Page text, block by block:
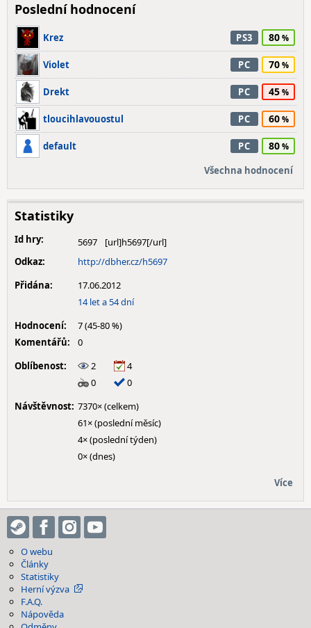
Poslední hodnocení
Krez PS3 80
Violet PC 70
Drekt PC 45
tloucihlavouostul PC 60
default PC 80
Všechna hodnocení
Statistiky
Id hry:
5697
Odkaz:
http://dbher.cz/h5697
Přidána:
17.06.2012
14 let a 54 dní
Hodnocení:
7 (45-80 %)
Komentářů:
0
Oblíbenost:
2
4
0
0
Návštěvnost: 7370× (celkem)
61× (poslední měsíc)
4× (poslední týden)
0× (dnes)
Více
O webu
Články
Statistiky
Herní výzva
F.A.Q.
Nápověda